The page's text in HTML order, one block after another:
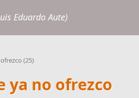
Eduardo Aute)
(25)
ya no ofrezco